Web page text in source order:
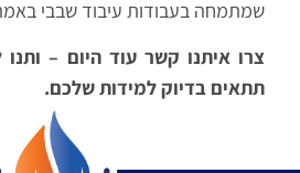
שמתמחה בעבודות עיבוד שבבי
צרו איתנו קשר עוד היום –
תתאים בדיוק למידות שלכם.